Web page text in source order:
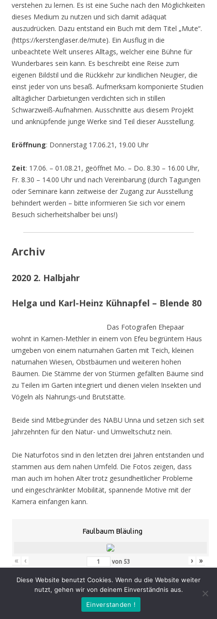
verstehen zu lernen. Es ist eine Suche nach den Möglichkeiten
dieses Medium zu nutzen und sich damit adäquat
auszudrücken. Dazu entstand ein Buch mit dem Titel „Mute“.
(https://kerstenglaser.de/mute). Ein Ausflug in die
unbeachtete Welt unseres Alltags, welcher eine Bühne für
Wunderbares sein kann. Es beschreibt eine Reise zum
eigenen Bildstil und die Rückkehr zur kindlichen Neugier, die
einst jeder von uns besaß. Aufmerksam komponierte Studien
alltäglicher Darbietungen verdichten sich in stillen
Schwarzweiß-Aufnahmen. Ausschnitte aus diesem Projekt
und anknüpfende junge Werke sind Teil dieser Ausstellung.
Eröffnung: Donnerstag 17.06.21, 19.00 Uhr
Zeit: 17.06. – 01.08.21, geöffnet Mo. – Do. 8.30 – 16.00 Uhr,
Fr. 8.30 – 14.00 Uhr und nach Vereinbarung (durch Tagungen
oder Seminare kann zeitweise der Zugang zur Ausstellung
behindert werden – bitte informieren Sie sich vor einem
Besuch sicherheitshalber bei uns!)
Archiv
2020 2. Halbjahr
Helga und Karl-Heinz Kühnapfel – Blende 80
Das Fotografen Ehepaar
wohnt in Kamen-Methler in einem von Efeu begrüntem Haus
umgeben von einem naturnahen Garten mit Teich, kleinen
naturnahen Wiesen, Obstbäumen und weiteren hohen
Bäumen. Die Stämme der von Stürmen gefällten Bäume sind
zu Teilen im Garten integriert und dienen vielen Insekten und
Vögeln als Nahrungs-und Brutstätte.
Beide sind Mitbegründer des NABU Unna und setzen sich seit
Jahrzehnten für den Natur- und Umweltschutz nein.
Die Naturfotos sind in den letzten drei Jahren entstanden und
stammen aus dem nahen Umfeld. Die Fotos zeigen, dass
man auch im hohen Alter trotz gesundheitlicher Probleme
und eingeschränkter Mobilität, spannende Motive mit der
Kamera einfangen kann.
Faulbaum Bläuling
« ‹ von 53 › »
: Donnerstag 05.11.20, 19.00 Uhr
: 05.11. – 07.02.21, geöffnet Mo. – Do. 8.30 – 16.00 Uhr,
Diese Website benutzt Cookies. Wenn du die Website weiter
nutzt, gehen wir von deinem Einverständnis aus.
Einverstanden !